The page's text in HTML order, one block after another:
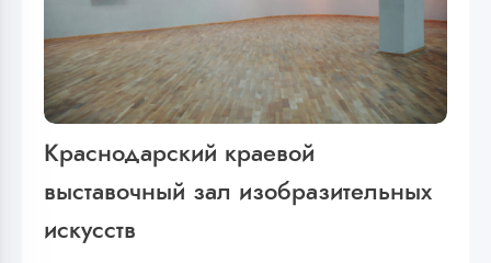
Краснодарский краевой
выставочный зал изобразительных
искусств